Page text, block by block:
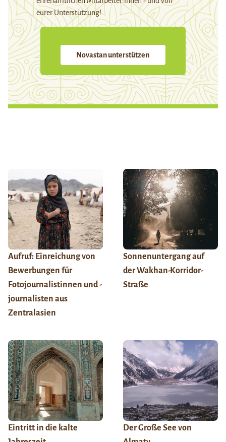
eurer Unterstützung!
Novastan unterstützen
Aufruf: Einreichung von
Bewerbungen für
Fotojournalistinnen und -
journalisten aus
Zentralasien
Sonnenuntergang auf
der Wakhan-Korridor-
Straße
Eintritt in die kalte
Der Große See von